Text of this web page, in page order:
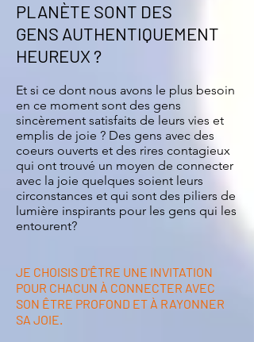
PLANÈTE SONT DES
GENS AUTHENTIQUEMENT
HEUREUX ?
Et si ce dont nous avons le plus besoin
en ce moment sont des gens
sincèrement satisfaits de leurs vies et
emplis de joie ? Des gens avec des
coeurs ouverts et des rires contagieux
qui ont trouvé un moyen de connecter
avec la joie quelques soient leurs
circonstances et qui sont des piliers de
lumière inspirants pour les gens qui les
entourent?
JE CHOISIS D'ÊTRE UNE INVITATION
POUR CHACUN À CONNECTER AVEC
SON ÊTRE PROFOND ET À RAYONNER
SA JOIE.